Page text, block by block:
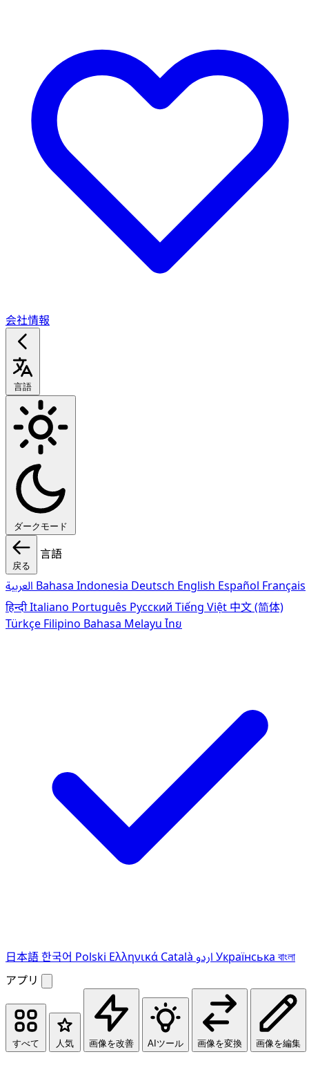
会社情報
言語
ダークモード
戻る
言語
Bahasa Indonesia Deutsch English Español Français
हिन्दीItaliano Português Pусский Tiếng Việt 中文 (简体)
Türkçe Filipino Bahasa Melayu ไทย
日本語한국어 Polski Ελληνικά Català Українська বাংলা
アプリ
すべて 人気 画像を改善 AIツール 画像を変換 画像を編集